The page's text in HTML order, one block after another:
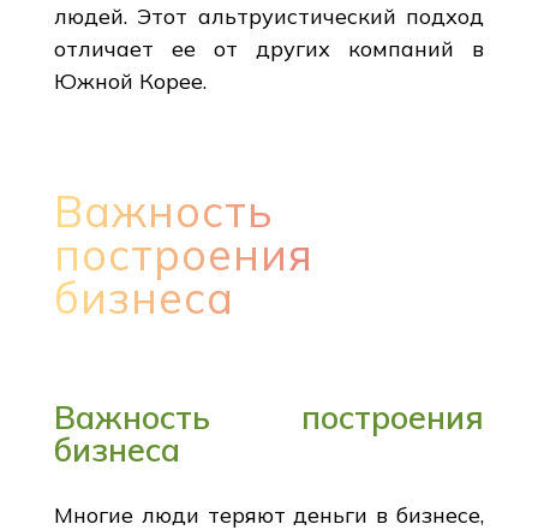
людей. Этот альтруистический подход
отличает ее от других компаний в
Южной Корее.
Важность
построения
бизнеса
Важность построения
бизнеса
Многие люди теряют деньги в бизнесе,